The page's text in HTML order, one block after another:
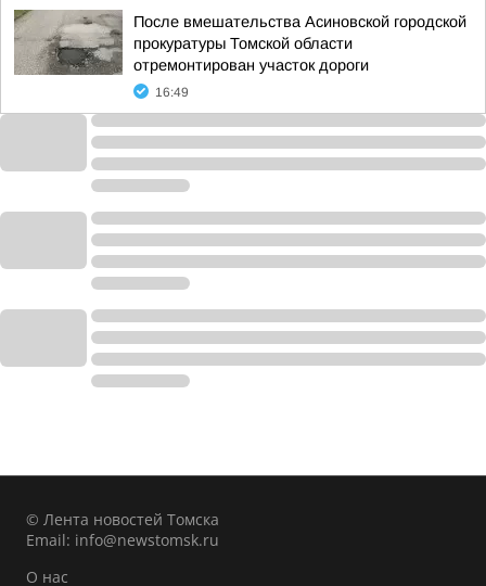
После вмешательства Асиновской городской
прокуратуры Томской области
отремонтирован участок дороги
16:49
© Лента новостей Томска
Email: info@newstomsk.ru
О нас